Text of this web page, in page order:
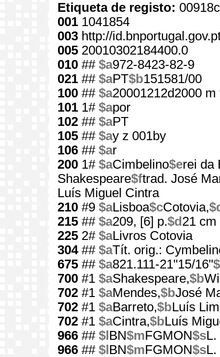
Etiqueta de registo:
001 1041854
003 http://
005 20010302184400.0
010 ## $a972-8423-82-9
021 ## $aPT$b151581/00
100 ## $a20001212d2000
101 1# $apor
102 ## $aPT
105 ## $ay z 001by
106 ## $ar
200 1# $aCimbelino$erei da
Shakespeare$ftrad. José
Luís Miguel Cintra
210 #9 $aLisboa$cCotovia,
215 ## $a209, [6] p.$d 21 cm
225 2# $aLivros Cotovia
304## $aTít. orig.:
675 ## $a821.111-21"15/16"
700 #1 $aShakespeare,$b
702 #1 $aMendes,$bJosé
702 #1 $aBarreto,$bLuís
702 #1 $aCintra,$bLuís
966 ## $l BN$mFGMON$sL.
966 ## $l BN$mFGMON$sL.